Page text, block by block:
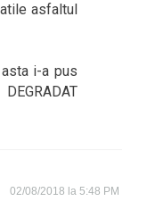
asfaltul
i-a pus
02/08/2018 la 5:48 PM